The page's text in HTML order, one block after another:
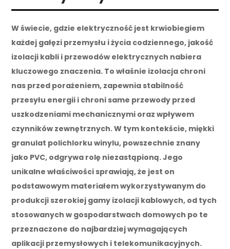
W świecie, gdzie elektryczność jest krwiobiegiem
każdej gałęzi przemysłu i życia codziennego, jakość
izolacji kabli i przewodów elektrycznych nabiera
kluczowego znaczenia. To właśnie izolacja chroni
nas przed porażeniem, zapewnia stabilność
przesyłu energii i chroni same przewody przed
uszkodzeniami mechanicznymi oraz wpływem
czynników zewnętrznych. W tym kontekście, miękki
granulat polichlorku winylu, powszechnie znany
jako PVC, odgrywa rolę niezastąpioną. Jego
unikalne właściwości sprawiają, że jest on
podstawowym materiałem wykorzystywanym do
produkcji szerokiej gamy izolacji kablowych, od tych
stosowanych w gospodarstwach domowych po te
przeznaczone do najbardziej wymagających
aplikacji przemysłowych i telekomunikacyjnych.